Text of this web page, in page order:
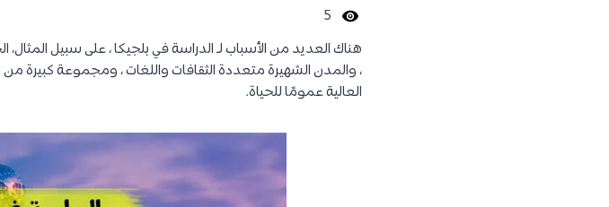
5
هناك العديد من الأسباب لـ الدراسة في بلجيكا ، على سبيل
، والمدن الشهيرة متعددة الثقافات واللغات ، ومجموعة كبيرة من
العالية عمومًا للحياة.